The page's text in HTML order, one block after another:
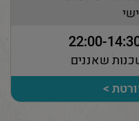
שאננים
>